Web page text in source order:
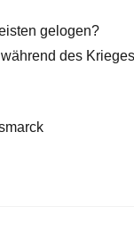
gelogen?
des